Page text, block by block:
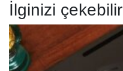
İlginizi çekebilir